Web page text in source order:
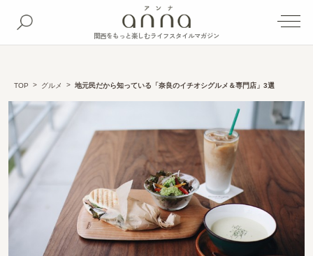
関西をもっと楽しむライフスタイルマガジン
TOP グルメ 地元民だから知っている「奈良のイチオシグルメ＆専門店」3選